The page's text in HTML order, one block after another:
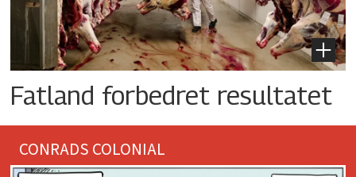
Fatland forbedret resultatet
CONRADS COLONIAL